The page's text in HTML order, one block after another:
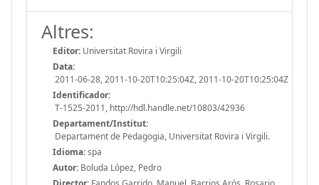
Altres:
Editor: Universitat Rovira i Virgili
Data:
2011-06-28, 2011-10-20T10:25:04Z, 2011-10-20T10:25:04Z
Identificador:
T-1525-2011, http://hdl.handle.net/10803/42936
Departament/Institut:
Departament de Pedagogia, Universitat Rovira i Virgili.
Idioma:spa
Autor: Boluda López, Pedro